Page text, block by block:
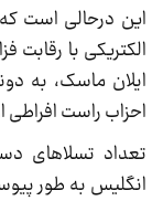
این درحالی است
الکتریکی با
ایلان ماسک، به
احزاب راست افراطی
تعداد تسلاهای
انگلیس به طور